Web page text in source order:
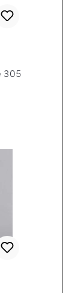
305